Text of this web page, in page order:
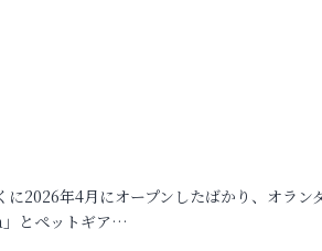
に2026年4月にオープンしたばかり、オラン
とペットギア…